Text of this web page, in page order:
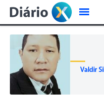
Valdir